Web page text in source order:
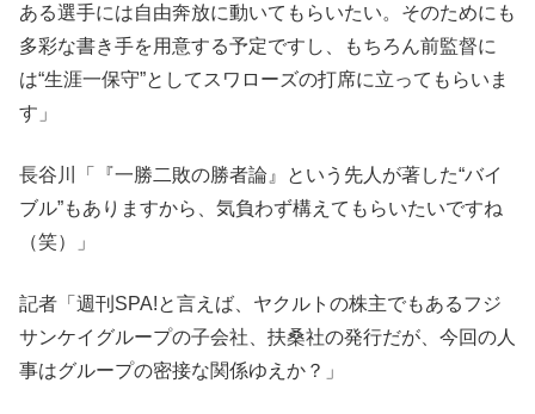
ある選手には自由奔放に動いてもらいたい。そのためにも
多彩な書き手を用意する予定ですし、もちろん前監督に
は“生涯一保守”としてスワローズの打席に立ってもらいま
す」
長谷川「『一勝二敗の勝者論』という先人が著した“バイ
ブル”もありますから、気負わず構えてもらいたいですね
（笑）」
記者「週刊SPA!と言えば、ヤクルトの株主でもあるフジ
サンケイグループの子会社、扶桑社の発行だが、今回の人
事はグループの密接な関係ゆえか？」